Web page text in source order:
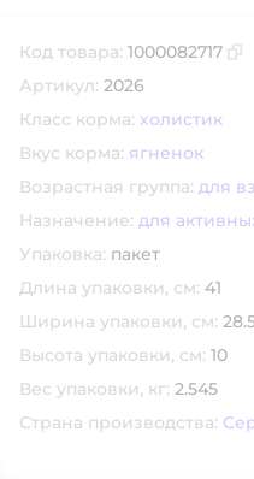
Код товара: 1000082717
Артикул: 2026
Класс корма: холистик
Вкус корма: ягненок
Возрастная группа: для
Назначение: для
Упаковка: пакет
Длина упаковки, см: 41
Ширина упаковки, см:
Высота упаковки, см: 10
Вес упаковки, кг: 2.545
Страна производства: